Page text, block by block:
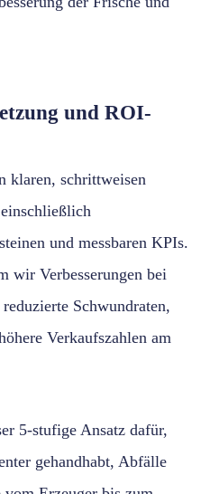
und ROI-
klaren, schrittweisen
und messbaren KPIs.
wir Verbesserungen bei
Schwundraten,
Verkaufszahlen am
5-stufige Ansatz dafür,
gehandhabt, Abfälle